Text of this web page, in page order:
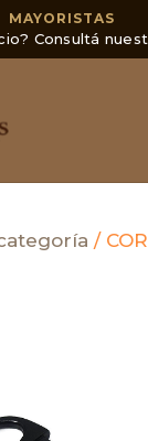
MAYORISTAS
Consultá
/